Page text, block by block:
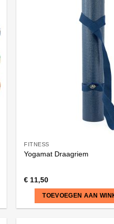
FITNESS
Yogamat Draagriem
€ 11,50
TOEVOEGEN AAN